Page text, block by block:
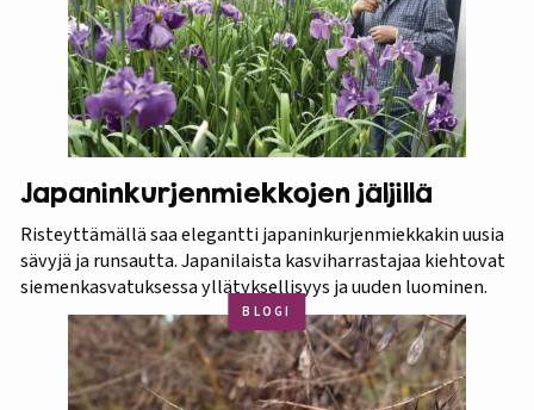
Japaninkurjenmiekkojen jäljillä
Risteyttämällä saa elegantti japaninkurjenmiekkakin uusia
sävyjä ja runsautta. Japanilaista kasviharrastajaa kiehtovat
siemenkasvatuksessa yllätyksellisyys ja uuden luominen.
BLOGI